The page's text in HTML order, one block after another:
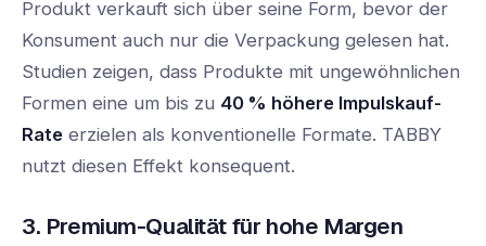
Produkt verkauft sich über seine Form, bevor der
Konsument auch nur die Verpackung gelesen hat.
Studien zeigen, dass Produkte mit ungewöhnlichen
Formen eine um bis zu 40 % höhere Impulskauf-
Rate erzielen als konventionelle Formate. TABBY
nutzt diesen Effekt konsequent.
3. Premium-Qualität für hohe Margen